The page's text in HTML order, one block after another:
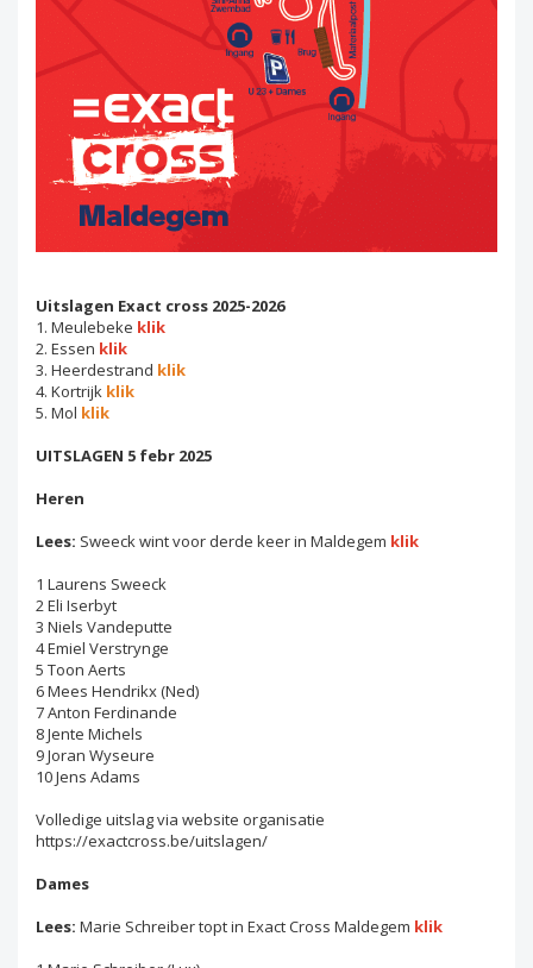
Uitslagen Exact cross 2025-2026
1. Meulebeke klik
2. Essen klik
3. Heerdestrand klik
4. Kortrijk klik
5. Mol klik
UITSLAGEN 5 febr 2025
Heren
Lees: Sweeck wint voor derde keer in Maldegem klik
1 Laurens Sweeck
2 Eli Iserbyt
3 Niels Vandeputte
4 Emiel Verstrynge
5 Toon Aerts
6 Mees Hendrikx (Ned)
7 Anton Ferdinande
8 Jente Michels
9 Joran Wyseure
10 Jens Adams
Volledige uitslag via website organisatie
https://exactcross.be/uitslagen/
Dames
Lees: Marie Schreiber topt in Exact Cross Maldegem klik